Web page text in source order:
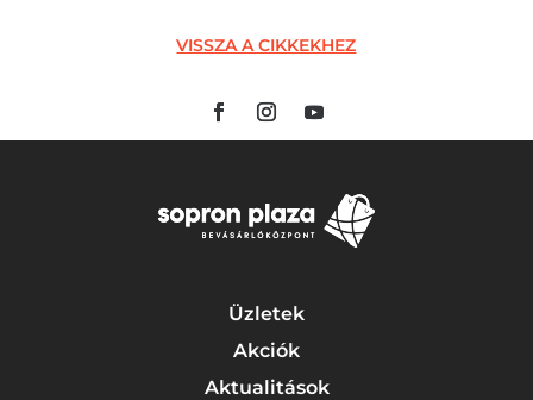
VISSZA A CIKKEKHEZ
Üzletek
Akciók
Aktualitások